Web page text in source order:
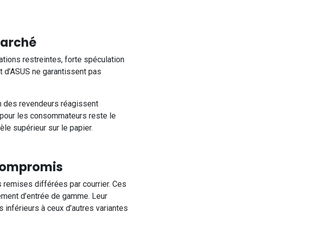
restreintes, forte spéculation
ne garantissent pas
des revendeurs réagissent
les consommateurs reste le
supérieur sur le papier.
différées par courrier. Ces
d’entrée de gamme. Leur
à ceux d’autres variantes